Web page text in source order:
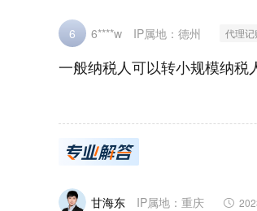
6 6****w IP属地：德州 代理记
一般纳税人可以转小规模纳税
甘海东 IP属地：重庆